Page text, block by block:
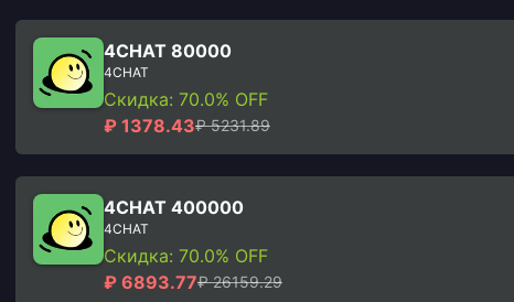
4CHAT 80000
4CHAT
Скидка: 70.0% OFF
₽ 1378.43₽ 5231.89
4CHAT 400000
4CHAT
Скидка: 70.0% OFF
₽ 6893.77₽ 26159.29